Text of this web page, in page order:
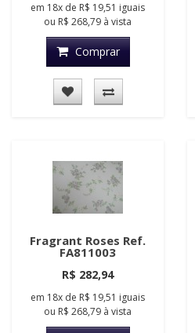
em 18x de R$ 19,51 iguais
ou R$ 268,79 à vista
Comprar
Fragrant Roses Ref.
FA811003
R$ 282,94
em 18x de R$ 19,51 iguais
ou R$ 268,79 à vista